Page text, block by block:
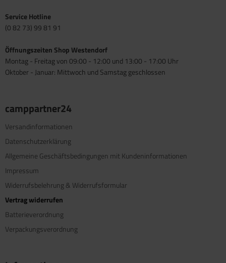
Service Hotline
(0 82 73) 99 81 91
Öffnungszeiten Shop Westendorf
Montag - Freitag von 09:00 - 12:00 und 13:00 - 17:00 Uhr
Oktober - Januar: Mittwoch und Samstag geschlossen
camppartner24
Versandinformationen
Datenschutzerklärung
Allgemeine Geschäftsbedingungen mit Kundeninformationen
Impressum
Widerrufsbelehrung & Widerrufsformular
Vertrag widerrufen
Batterieverordnung
Verpackungsverordnung